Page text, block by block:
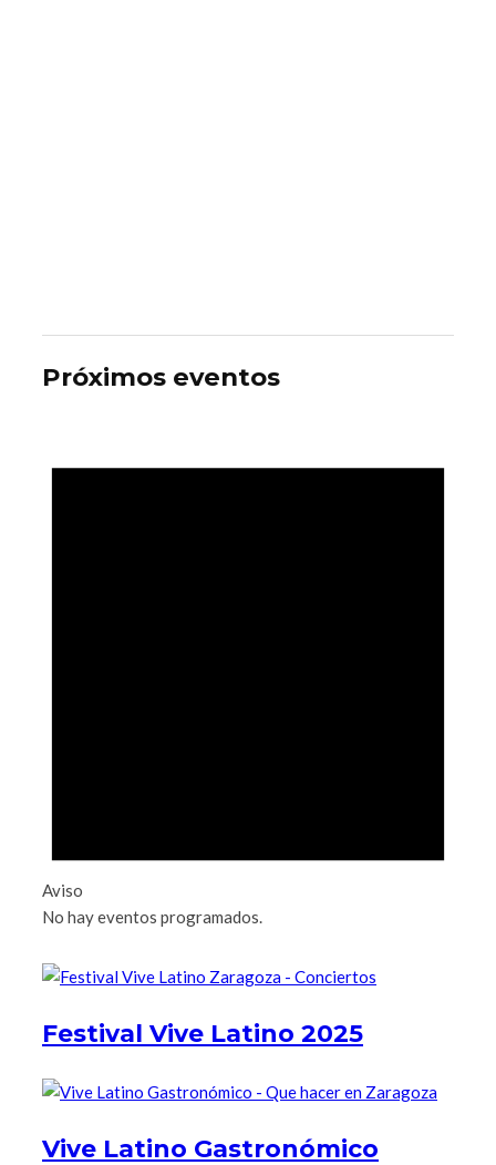
Próximos eventos
Aviso
No hay eventos programados.
Festival Vive Latino 2025
Vive Latino Gastronómico